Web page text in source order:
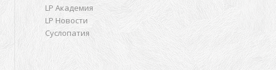
LP Академия
LP Новости
Суслопатия